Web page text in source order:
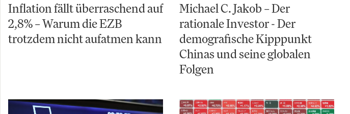
Inflation fällt überraschend auf
2,8% – Warum die EZB
trotzdem nicht aufatmen kann
Michael C. Jakob – Der
rationale Investor - Der
demografische Kipppunkt
Chinas und seine globalen
Folgen